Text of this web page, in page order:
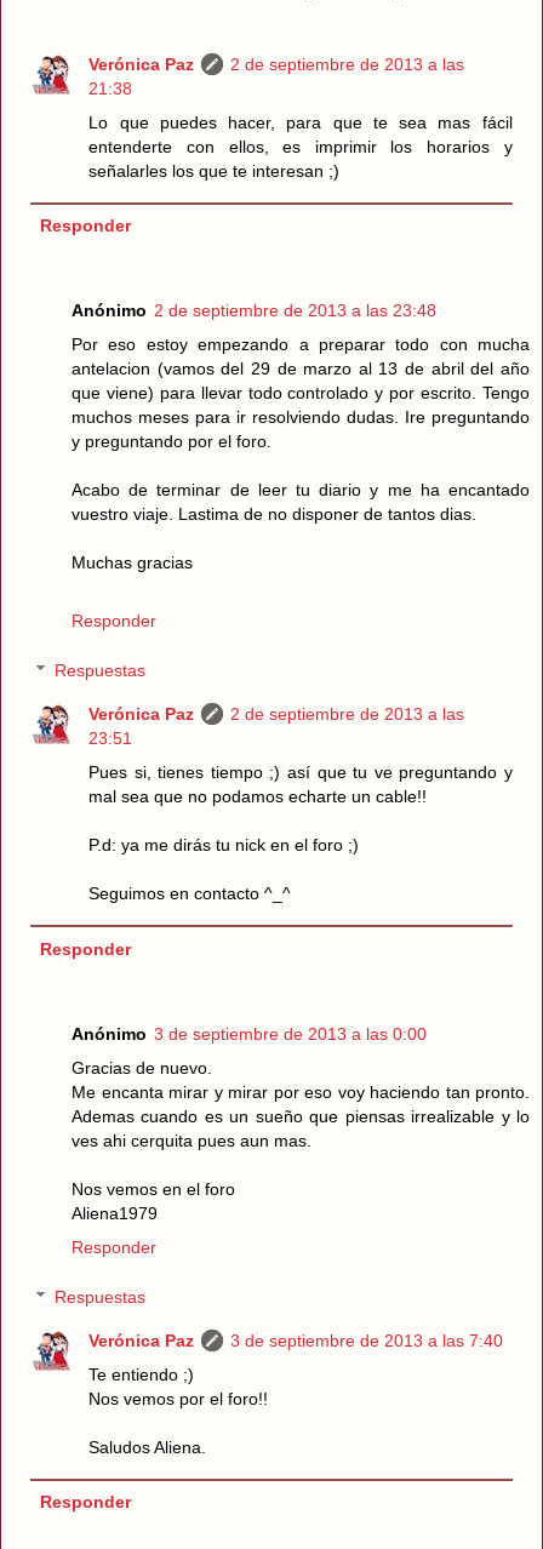
Verónica Paz
2 de septiembre de 2013 a las
21:38
Lo que puedes hacer, para que te sea mas fácil
entenderte con ellos, es imprimir los horarios y
señalarles los que te interesan ;)
Responder
Anónimo 2 de septiembre de 2013 a las 23:48
Por eso estoy empezando a preparar todo con mucha
antelacion (vamos del 29 de marzo al 13 de abril del año
que viene) para llevar todo controlado y por escrito. Tengo
muchos meses para ir resolviendo dudas. Ire preguntando
y preguntando por el foro.
Acabo de terminar de leer tu diario y me ha encantado
vuestro viaje. Lastima de no disponer de tantos dias.
Muchas gracias
Responder
Respuestas
Verónica Paz
2 de septiembre de 2013 a las
23:51
Pues si, tienes tiempo ;) así que tu ve preguntando y
mal sea que no podamos echarte un cable!!
P.d: ya me dirás tu nick en el foro ;)
Seguimos en contacto ^_^
Responder
Anónimo 3 de septiembre de 2013 a las 0:00
Gracias de nuevo.
Me encanta mirar y mirar por eso voy haciendo tan pronto.
Ademas cuando es un sueño que piensas irrealizable y lo
ves ahi cerquita pues aun mas.
Nos vemos en el foro
Aliena1979
Responder
Respuestas
Verónica Paz
3 de septiembre de 2013 a las 7:40
Te entiendo ;)
Nos vemos por el foro!!
Saludos Aliena.
Responder